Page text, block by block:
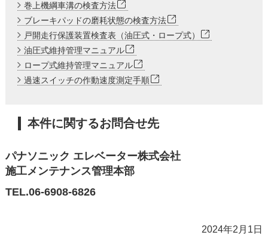
巻上機綱車溝の検査方法
ブレーキパッドの磨耗状態の検査方法
戸開走行保護装置検査表（油圧式・ロープ式）
油圧式維持管理マニュアル
ロープ式維持管理マニュアル
過速スイッチの作動速度測定手順
本件に関するお問合せ先
パナソニック エレベーター株式会社
施工メンテナンス管理本部
TEL.06-6908-6826
2024年2月1日